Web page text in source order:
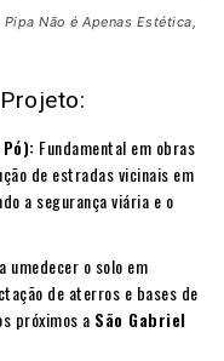
Não é Apenas Estética,
Fundamental em obras
de estradas vicinais em
a segurança viária e o
umedecer o solo em
de aterros e bases de
próximos a São Gabriel